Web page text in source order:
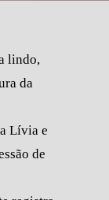
lindo,
da
Lívia e
de